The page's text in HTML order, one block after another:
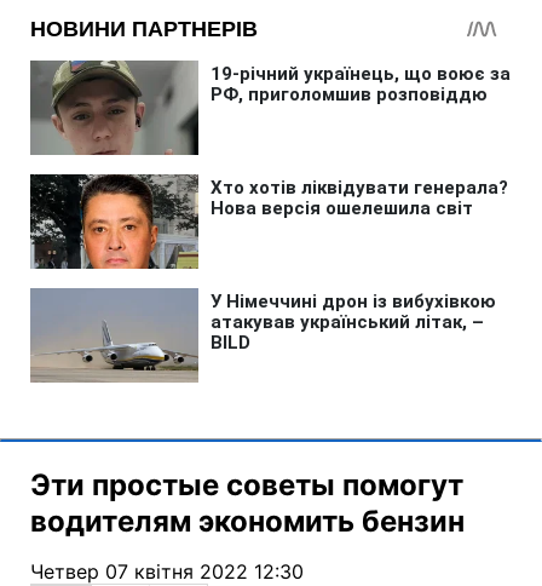
Эти простые советы помогут
водителям экономить бензин
Четвер 07 квітня 2022 12:30